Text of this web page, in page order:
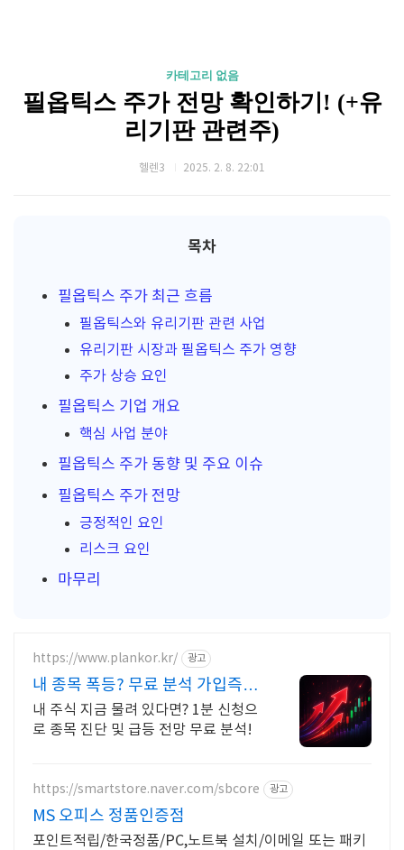
카테고리 없음
필옵틱스 주가 전망 확인하기! (+유
리기판 관련주)
헬렌3 2025. 2. 8. 22:01
목차
필옵틱스 주가 최근 흐름
필옵틱스와 유리기판 관련 사업
유리기판 시장과 필옵틱스 주가 영향
주가 상승 요인
필옵틱스 기업 개요
핵심 사업 분야
필옵틱스 주가 동향 및 주요 이슈
필옵틱스 주가 전망
긍정적인 요인
리스크 요인
마무리
https://www.plankor.kr/ 광고
내 종목 폭등? 무료 분석 가입즉시
무료리포트 100%
내 주식 지금 물려 있다면? 1분 신청으
로 종목 진단 및 급등 전망 무료 분석!
https://smartstore.naver.com/sbcore 광고
MS 오피스 정품인증점
포인트적립/한국정품/PC,노트북 설치/이메일 또는 패키